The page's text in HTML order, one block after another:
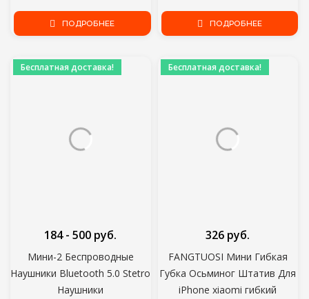
Наушники Гарнитура
Наушники Для смартфона
ПОДРОБНЕЕ
Игровые Наушники Для
Iphone Samsung Huawei Oppo
Xiaomi
ПОДРОБНЕЕ
Бесплатная доставка!
Мини-2 Беспроводные
Наушники Bluetooth 5.0 Stetro
Наушники
184 - 500 руб.
Бесплатная доставка!
FANGTUOSI Мини Гибкая
Губка Осьминог Штатив Для
iPhone xiaomi гибкий
326 руб.